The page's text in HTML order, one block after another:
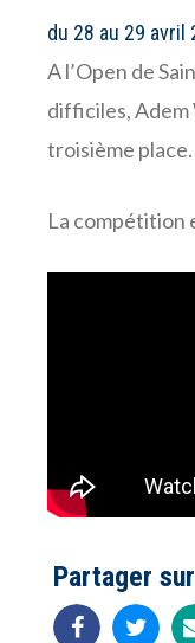
du 28 au 29 avril
A l’Open de
difficiles, Adem
troisième place.
La compétition
Partager sur